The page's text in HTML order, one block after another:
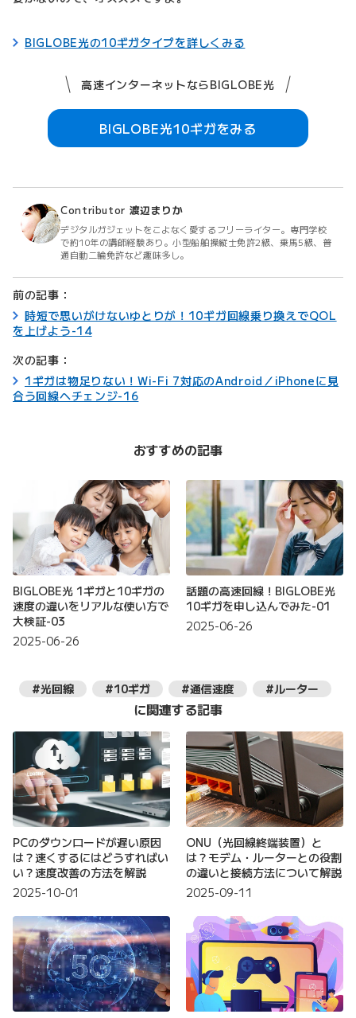
BIGLOBE光の10ギガタイプを詳しくみる
高速インターネットならBIGLOBE光
BIGLOBE光10ギガをみる
Contributor 渡辺まりか
デジタルガジェットをこよなく愛するフリーライター。専門学校
で約10年の講師経験あり。小型船舶操縦士免許2級、乗馬5級、普
通自動二輪免許など趣味多し。
前の記事：
時短で思いがけないゆとりが！10ギガ回線乗り換えでQOL
を上げよう-14
次の記事：
1ギガは物足りない！Wi-Fi 7対応のAndroid／iPhoneに見
合う回線へチェンジ-16
おすすめの記事
BIGLOBE光 1ギガと10ギガの
速度の違いをリアルな使い方で
大検証-03
2025-06-26
話題の高速回線！BIGLOBE光
10ギガを申し込んでみた-01
2025-06-26
#光回線 #10ギガ #通信速度 #ルーター
に関連する記事
PCのダウンロードが遅い原因
は？速くするにはどうすればい
い？速度改善の方法を解説
2025-10-01
ONU（光回線終端装置）と
は？モデム・ルーターとの役割
の違いと接続方法について解説
2025-09-11